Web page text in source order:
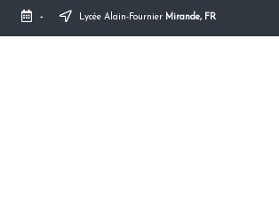
Skip
- Lycée Alain-Fournier Mirande, FR